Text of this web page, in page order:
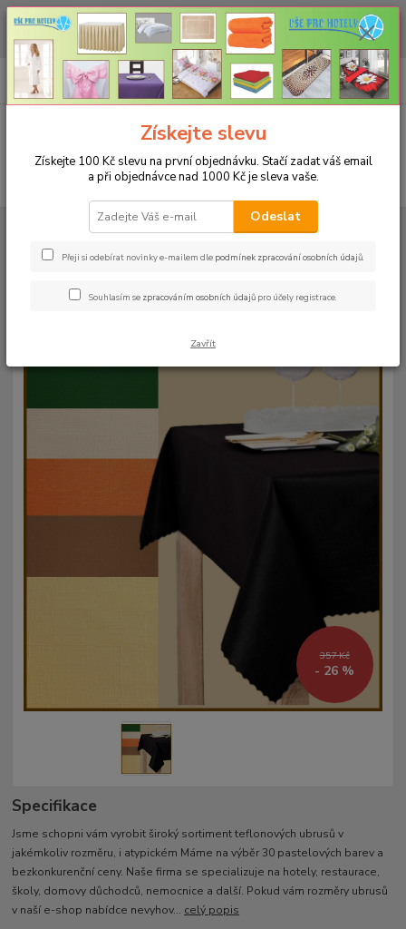
CHCETE NAKOUPIT VĚTŠÍ MNOŽSTVÍ NAŠICH PRODUKTŮ ZA LEPŠÍ
CENU? Klikněte ZDE
CZK
+420 773 794 023
Pondělí-pátek 9-16 hodin
0ks
za0 Kč
UBRUSY
Teflonové ubrusy jednobarevné s vodoodpudivou úpravou
Teflonový ubrus 120x120cm -
černý
357 Kč
- 26 %
Specifikace
Jsme schopni vám vyrobit široký sortiment teflonových ubrusů v
jakémkoliv rozměru, i atypickém Máme na výběr 30 pastelových barev a
bezkonkurenční ceny. Naše firma se specializuje na hotely, restaurace,
školy, domovy důchodců, nemocnice a další. Pokud vám rozměry ubrusů
v naší e-shop nabídce nevyhov... celý popis
Získejte slevu
Získejte 100 Kč slevu na první objednávku. Stačí zadat váš email
a při objednávce nad 1000 Kč je sleva vaše.
Odeslat
Přeji si odebírat novinky e-mailem dle podmínek zpracování osobních údajů.
Souhlasím se zpracováním osobních údajů pro účely registrace.
Zavřít